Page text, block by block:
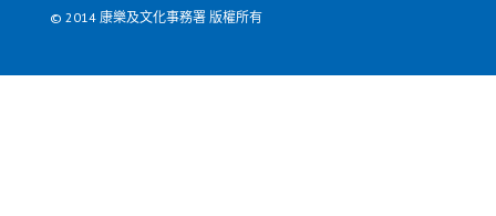
© 2014 康樂及文化事務署 版權所有